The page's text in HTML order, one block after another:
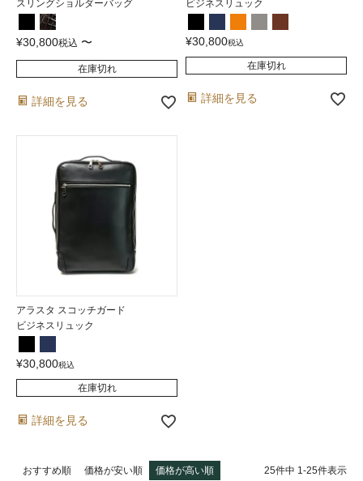
スリングショルダーバッグ
¥30,800税込 〜
在庫切れ
詳細を見る
ビジネスリュック
¥30,800税込
在庫切れ
詳細を見る
アラスタ スコッチガード
ビジネスリュック
¥30,800税込
在庫切れ
詳細を見る
おすすめ順 価格が安い順 価格が高い順 25件中 1 -25件表示